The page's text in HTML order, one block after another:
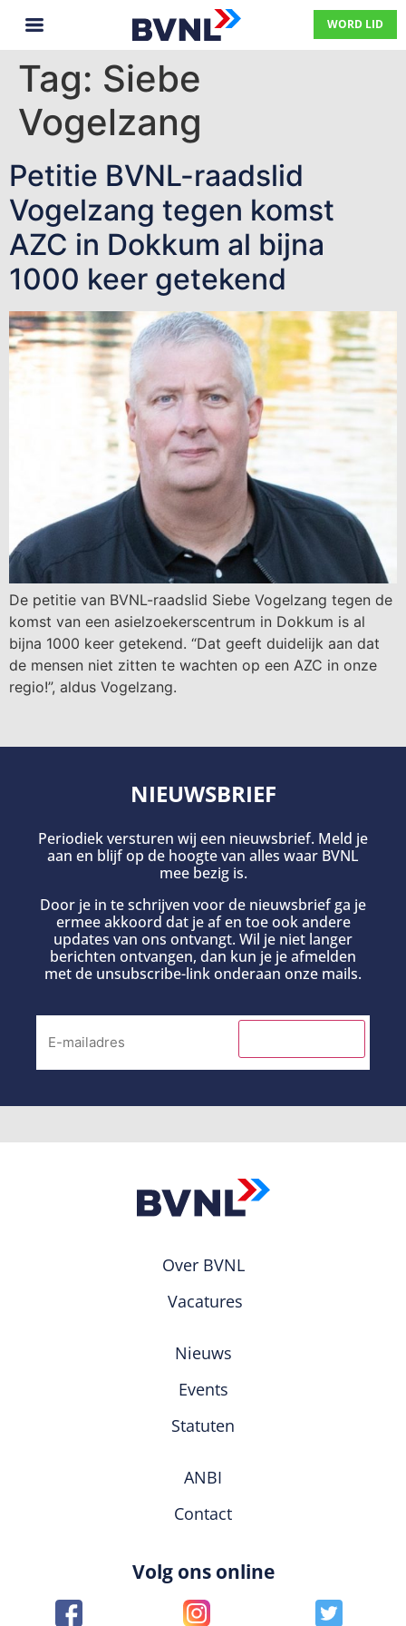
WORD LID
Tag: Siebe
Vogelzang
Petitie BVNL-raadslid
Vogelzang tegen komst
AZC in Dokkum al bijna
1000 keer getekend
De petitie van BVNL-raadslid Siebe Vogelzang tegen de
komst van een asielzoekerscentrum in Dokkum is al
bijna 1000 keer getekend. “Dat geeft duidelijk aan dat
de mensen niet zitten te wachten op een AZC in onze
regio!”, aldus Vogelzang.
NIEUWSBRIEF
Periodiek versturen wij een nieuwsbrief. Meld je
aan en blijf op de hoogte van alles waar BVNL
mee bezig is.
Door je in te schrijven voor de nieuwsbrief ga je
ermee akkoord dat je af en toe ook andere
updates van ons ontvangt. Wil je niet langer
berichten ontvangen, dan kun je je afmelden
met de unsubscribe-link onderaan onze mails.
Over BVNL
Vacatures
Nieuws
Events
Statuten
ANBI
Contact
Volg ons online